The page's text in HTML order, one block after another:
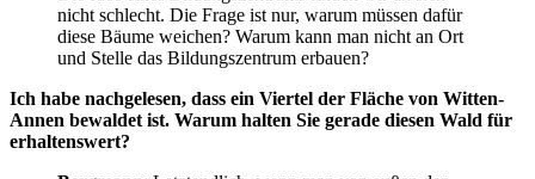
nicht schlecht. Die Frage ist nur, warum müssen dafür
diese Bäume weichen? Warum kann man nicht an Ort
und Stelle das Bildungszentrum erbauen?
Ich habe nachgelesen, dass ein Viertel der Fläche von Witten-
Annen bewaldet ist. Warum halten Sie gerade diesen Wald für
erhaltenswert?